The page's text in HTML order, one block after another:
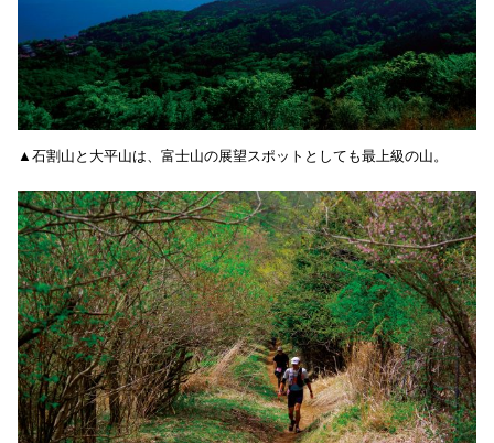
▲石割山と大平山は、富士山の展望スポットとしても最上級の山。